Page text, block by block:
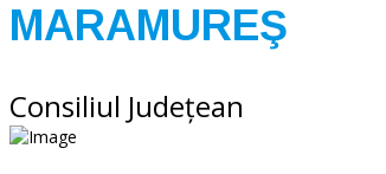
MARAMUREŞ
Consiliul Judeţean